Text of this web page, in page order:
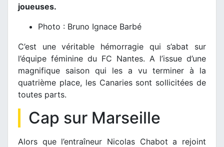
joueuses.
Photo : Bruno Ignace Barbé
C’est une véritable hémorragie qui s’abat sur
l’équipe féminine du FC Nantes. A l’issue d’une
magnifique saison qui les a vu terminer à la
quatrième place, les Canaries sont sollicitées de
toutes parts.
Cap sur Marseille
Alors que l’entraîneur Nicolas Chabot a rejoint